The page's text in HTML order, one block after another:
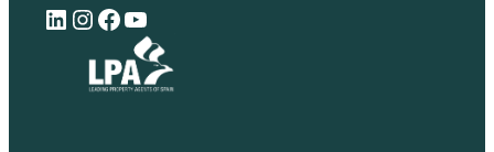
LinkedIn Instagram Facebook YouTube